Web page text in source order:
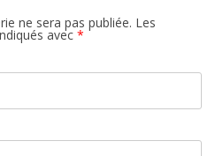
ne sera pas publiée. Les
avec *